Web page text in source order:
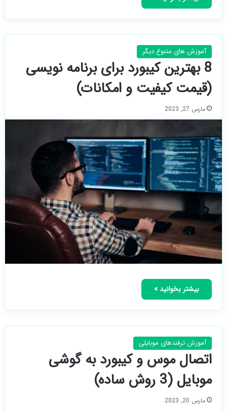
آموزش های متنوع دیگر
8 بهترین کیبورد برای برنامه نویسی
(قیمت کیفیت و امکانات)
مارس 27, 2023
بیشتر بخوانید »
آموزش ترفندهای موبایلی
اتصال موس و کیبورد به گوشی
موبایل (3 روش ساده)
مارس 20, 2023